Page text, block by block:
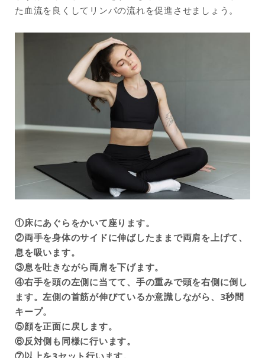
た血流を良くしてリンパの流れを促進させましょう。
①床にあぐらをかいて座ります。
②両手を身体のサイドに伸ばしたままで両肩を上げて、
息を吸います。
③息を吐きながら両肩を下げます。
④右手を頭の左側に当てて、手の重みで頭を右側に倒し
ます。左側の首筋が伸びているか意識しながら、3秒間
キープ。
⑤顔を正面に戻します。
⑥反対側も同様に行います。